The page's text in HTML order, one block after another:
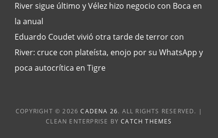
River sigue último y Vélez hizo negocio con Boca en
la anual
Eduardo Coudet vivió otra tarde de terror con
River: cruce con plateísta, enojo por su WhatsApp y
poca autocrítica en Tigre
COPYRIGHT © 2026CADENA 26. ALL RIGHTS RESERVED. |
CLEAN ENTERPRISE BYCATCH THEMES